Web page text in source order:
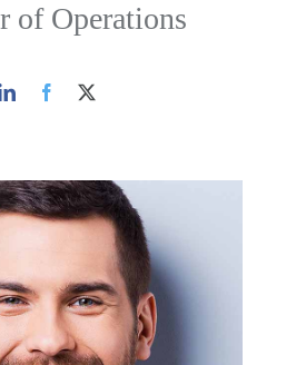
of Operations